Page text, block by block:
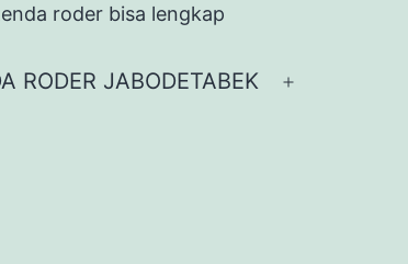
roder bisa lengkap
RODER JABODETABEK